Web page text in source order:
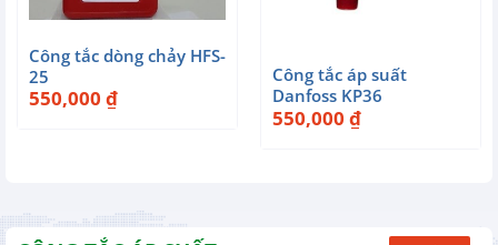
Công tắc dòng chảy HFS-
25
550,000 ₫
Công tắc áp suất
Danfoss KP36
550,000 ₫